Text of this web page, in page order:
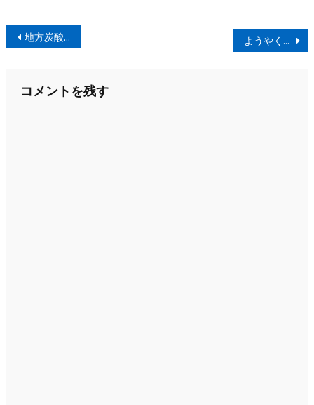
投
稿
ビ
地方炭酸飲料2種類 ようやく、帰国。
コメントを残す